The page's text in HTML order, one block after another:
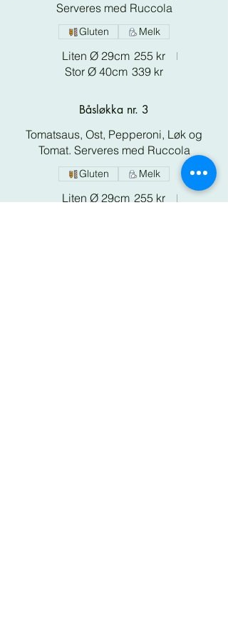
Serveres med Ruccola
Liten Ø 29cm 255 kr
Stor Ø 40cm 339 kr
Gluten Melk
Båsløkka nr. 3
Tomatsaus, Ost, Pepperoni, Løk og
Tomat. Serveres med Ruccola
Liten Ø 29cm 255 kr
Gluten Melk